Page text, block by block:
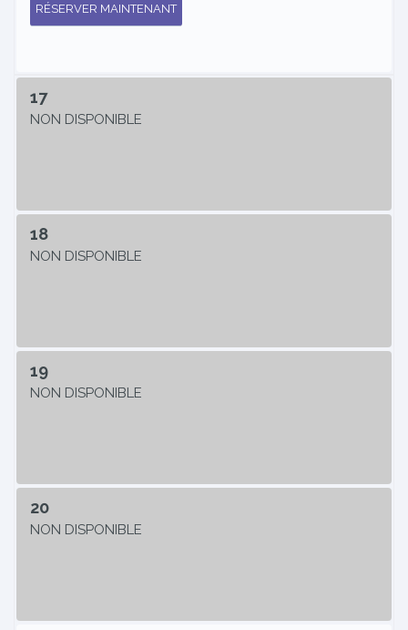
RÉSERVER MAINTENANT
17
NON DISPONIBLE
18
NON DISPONIBLE
19
NON DISPONIBLE
20
NON DISPONIBLE